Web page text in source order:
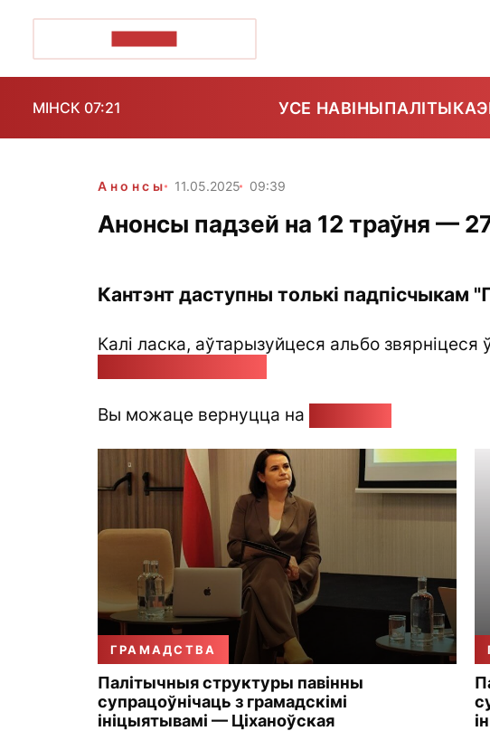
МІНСК 07:21 УСЕ НАВІНЫПАЛІТЫКА
Анонсы 11.05.2025 09:39
Анонсы падзей на 12 траўня —
Кантэнт даступны толькі падпісчыкам
Калі ласка, аўтарызуйцеся альбо звярніцеся
Вы можаце вернуцца на
ГРАМАДСТВА
Палітычныя структуры павінны
супрацоўнічаць з грамадскімі
ініцыятывамі — Ціханоўская